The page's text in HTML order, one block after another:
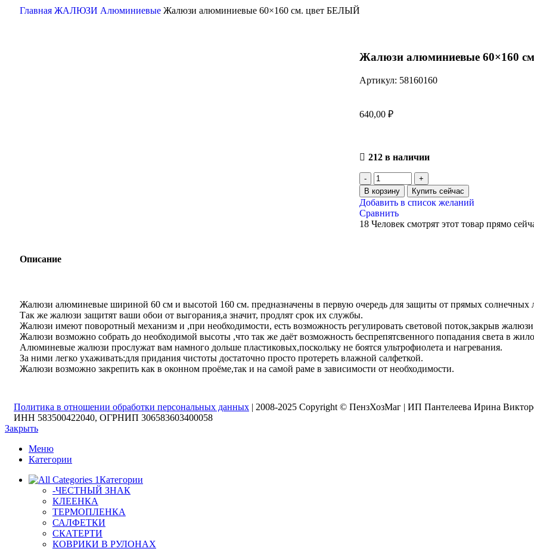
Главная ЖАЛЮЗИ Алюминиевые Жалюзи алюминиевые 60×160 см. цвет БЕЛЫЙ
Жалюзи алюминиевые 60×160
Артикул: 58160160
640,00 ₽
212 в наличии
В корзину Купить сейчас
Добавить в список желаний
Сравнить
18 Человек смотрят этот товар прямо
Описание
Жалюзи алюминевые шириной 60 см и высотой 160 см. предназначены в первую очередь для защиты от прямых солнечных
Так же жалюзи защитят ваши обои от выгорания,а значит, продлят срок их службы.
Жалюзи имеют поворотный механизм и ,при необходимости, есть возможность регулировать световой поток,закрыв
Жалюзи возможно собрать до необходимой высоты ,что так же даёт возможность беспрепятсвенного попадания света в
Алюминевые жалюзи прослужат вам намного дольше пластиковых,поскольку не боятся ультрофиолета и нагревания.
За ними легко ухаживать:для придания чистоты достаточно просто протереть влажной салфеткой.
Жалюзи возможно закрепить как в оконном проёме,так и на самой раме в зависимости от необходимости.
Политика в отношении обработки персональных данных | 2008-2025 Copyright © ПензХозМаг | ИП Пантелеева Ирина
ИНН 583500422040, ОГРНИП 306583603400058
Закрыть
Меню
Категории
Категории
-ЧЕСТНЫЙ ЗНАК
КЛЕЕНКА
ТЕРМОПЛЕНКА
САЛФЕТКИ
СКАТЕРТИ
КОВРИКИ В РУЛОНАХ